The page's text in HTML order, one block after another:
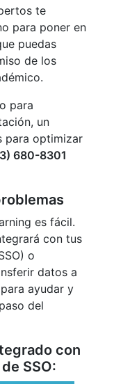
te
para poner en
puedas
de los
para
un
para optimizar
680-8301
es fácil.
con tus
o
datos a
ayudar y
del
con
SSO: